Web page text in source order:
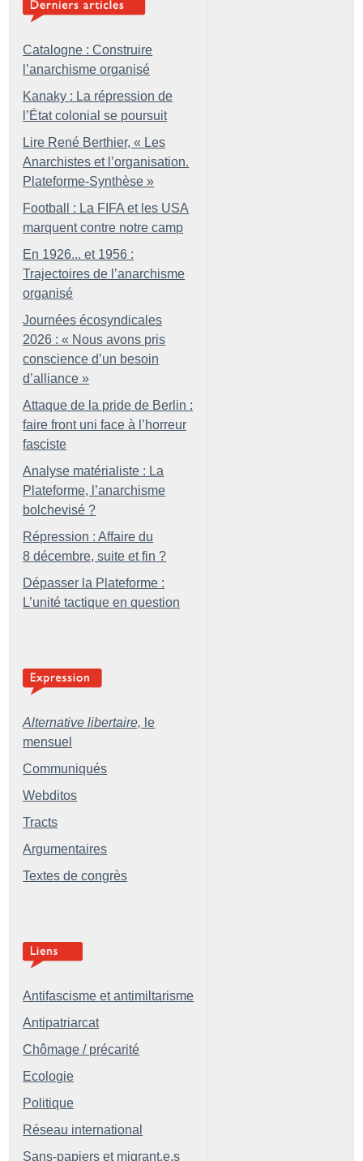
Catalogne : Construire
l’anarchisme organisé
Kanaky : La répression de
l’État colonial se poursuit
Lire René Berthier, « Les
Anarchistes et l’organisation.
Plateforme-Synthèse »
Football : La FIFA et les USA
marquent contre notre camp
En 1926... et 1956 :
Trajectoires de l’anarchisme
organisé
Journées écosyndicales
2026 : « Nous avons pris
conscience d’un besoin
d’alliance »
Attaque de la pride de Berlin :
faire front uni face à l’horreur
fasciste
Analyse matérialiste : La
Plateforme, l’anarchisme
bolchevisé ?
Répression : Affaire du
8 décembre, suite et fin ?
Dépasser la Plateforme :
L’unité tactique en question
Alternative libertaire, le
mensuel
Communiqués
Webditos
Tracts
Argumentaires
Textes de congrès
Antifascisme et antimiltarisme
Antipatriarcat
Chômage / précarité
Ecologie
Politique
Réseau international
Sans-papiers et migrant.e.s